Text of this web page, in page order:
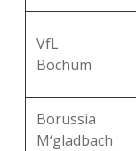
VfL
Bochum
Borussia
M‘gladbach